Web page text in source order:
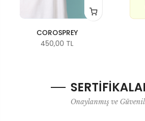
COROSPREY
450,00 TL
Onaylanmış ve